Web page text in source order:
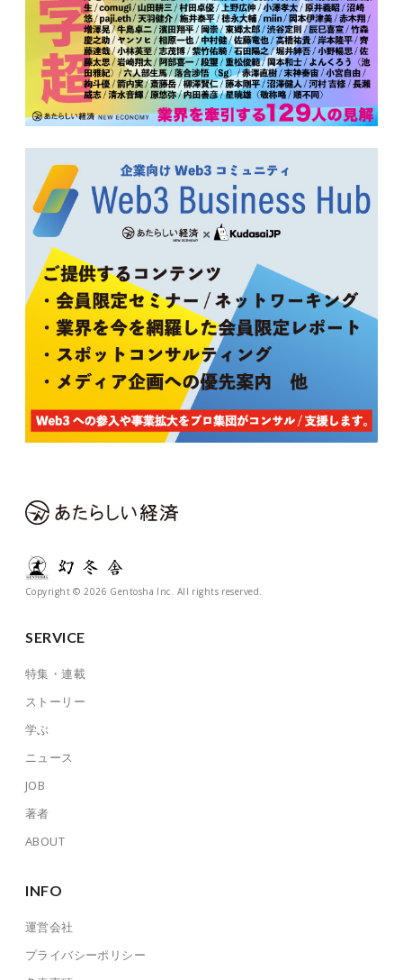
Copyright © 2026 Gentosha Inc. All rights reserved.
SERVICE
特集・連載
ストーリー
学ぶ
ニュース
JOB
著者
ABOUT
INFO
運営会社
プライバシーポリシー